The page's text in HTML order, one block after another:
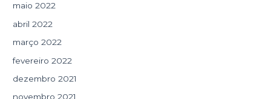
maio 2022
abril 2022
março 2022
fevereiro 2022
dezembro 2021
novembro 2021